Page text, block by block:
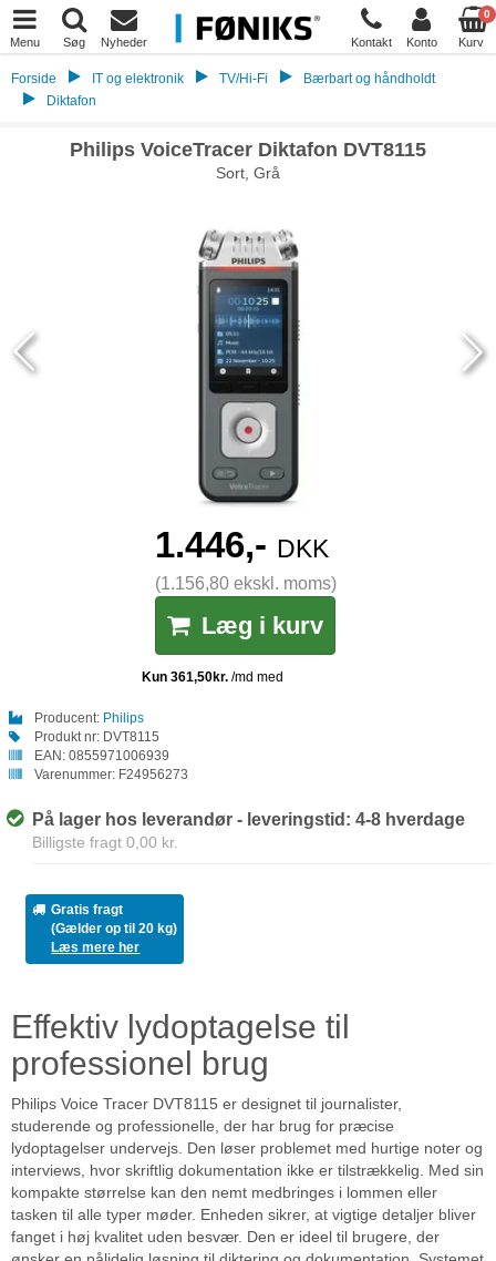
Menu Søg Nyheder Kontakt Konto
0
Kurv
Forside IT og elektronik TV/Hi-Fi
Bærbart og håndholdt
Diktafon
Philips VoiceTracer Diktafon DVT8115
Sort, Grå
1.446,- DKK
(1.156,80 ekskl. moms)
Læg i kurv
Producent: Philips
Produkt nr: DVT8115
EAN: 0855971006939
Varenummer: F24956273
På lager hos leverandør - leveringstid: 4-8 hverdage
Billigste fragt 0,00 kr.
Gratis fragt
(Gælder op til 20 kg)
Læs mere her
Effektiv lydoptagelse til
professionel brug
Philips Voice Tracer DVT8115 er designet til journalister,
studerende og professionelle, der har brug for præcise
lydoptagelser undervejs. Den løser problemet med hurtige noter og
interviews, hvor skriftlig dokumentation ikke er tilstrækkelig. Med sin
kompakte størrelse kan den nemt medbringes i lommen eller
tasken til alle typer møder. Enheden sikrer, at vigtige detaljer bliver
fanget i høj kvalitet uden besvær. Den er ideel til brugere, der